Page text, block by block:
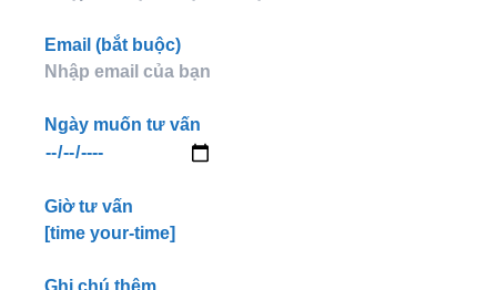
Email (bắt buộc)
Ngày muốn tư vấn
Giờ tư vấn
[time your-time]
Ghi chú thêm